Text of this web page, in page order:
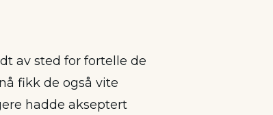
av sted for fortelle de
fikk de også vite
hadde akseptert